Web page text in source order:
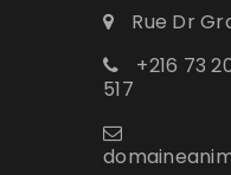
Rue Dr
+216 73
517